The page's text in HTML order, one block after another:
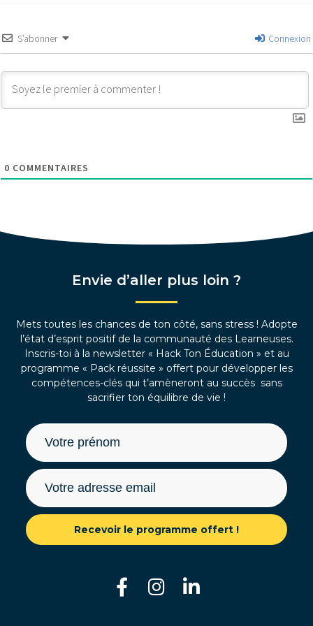
S’abonner Connexion
0 COMMENTAIRES
Envie d’aller plus loin ?
Mets toutes les chances de ton côté, sans stress ! Adopte
l’état d’esprit positif de la communauté des Learneuses.
Inscris-toi à la newsletter « Hack Ton Éducation » et au
programme « Pack réussite » offert pour développer les
compétences-clés qui t’amèneront au succès sans
sacrifier ton équilibre de vie !
Recevoir le programme offert !